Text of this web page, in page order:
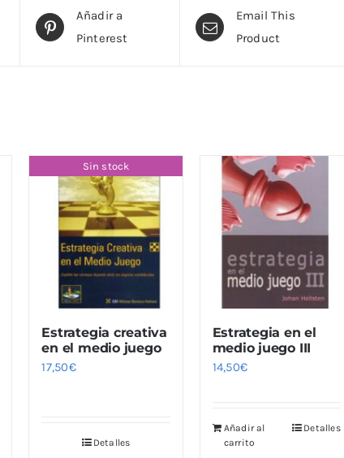
Añadir a
Pinterest
Email This
Product
Sin stock
Estrategia creativa
en el medio juego
17,50€
Detalles
Estrategia en el
medio juego III
14,50€
Añadir al
carrito
Detalles